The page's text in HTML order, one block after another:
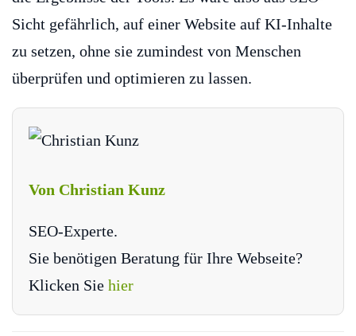
Sicht gefährlich, auf einer Website auf KI-Inhalte
zu setzen, ohne sie zumindest von Menschen
überprüfen und optimieren zu lassen.
Von Christian Kunz
SEO-Experte.
Sie benötigen Beratung für Ihre Webseite?
Klicken Sie hier